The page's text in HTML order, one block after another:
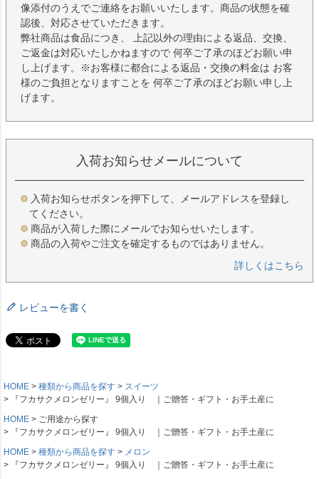
像添付のうえでご連絡をお願いいたします。商品の状態を確
認後、対応させていただきます。
弊社商品は食品につき、 上記以外の理由による返品、交換、
ご返金は対応いたしかねますので 何卒ご了承のほどお願い申
し上げます。※お客様に都合による返品・交換の料金は お客
様のご負担となりますことを 何卒ご了承のほどお願い申し上
げます。
入荷お知らせメールについて
入荷お知らせボタンを押下して、メールアドレスを登録し
てください。
商品が入荷した際にメールでお知らせいたします。
商品の入荷やご注文を確定するものではありません。
詳しくはこちら
レビューを書く
HOME 種類から商品を探す
スイーツ
『フカサクメロンゼリー』 9個入り ｜ご贈答・ギフト・お手土産に
HOME
ご用途から探す
『フカサクメロンゼリー』 9個入り ｜ご贈答・ギフト・お手土産に
HOME
種類から商品を探す
メロン
『フカサクメロンゼリー』 9個入り ｜ご贈答・ギフト・お手土産に